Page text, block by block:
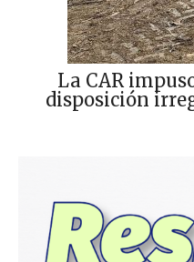
La CAR
disposición